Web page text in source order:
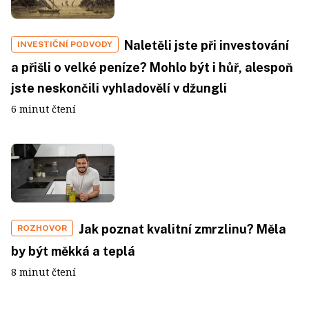
INVESTIČNÍ PODVODY
Naletěli jste při investování
a přišli o velké peníze? Mohlo být i hůř, alespoň
jste neskončili vyhladovělí v džungli
6 minut čtení
ROZHOVOR
Jak poznat kvalitní zmrzlinu? Měla
by být měkká a teplá
8 minut čtení